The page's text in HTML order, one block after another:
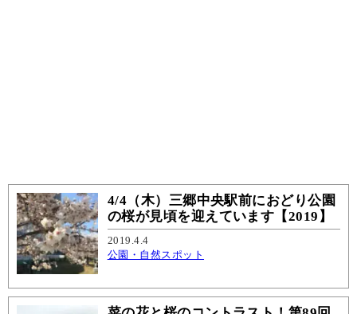
4/4（木）三郷中央駅前におどり公園
の桜が見頃を迎えています【2019】
2019.4.4
公園・自然スポット